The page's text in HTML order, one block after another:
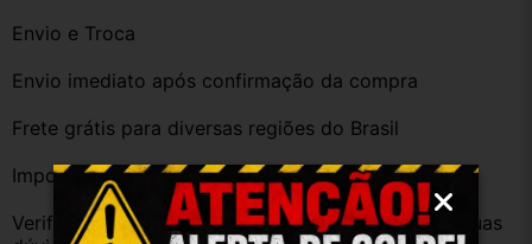
Envio e Troca
Envio imediato após confirmação da compra
Frete grátis para diversas regiões do Brasil
Importante
Verifique a compatibilidade com seu veículo. Tire suas